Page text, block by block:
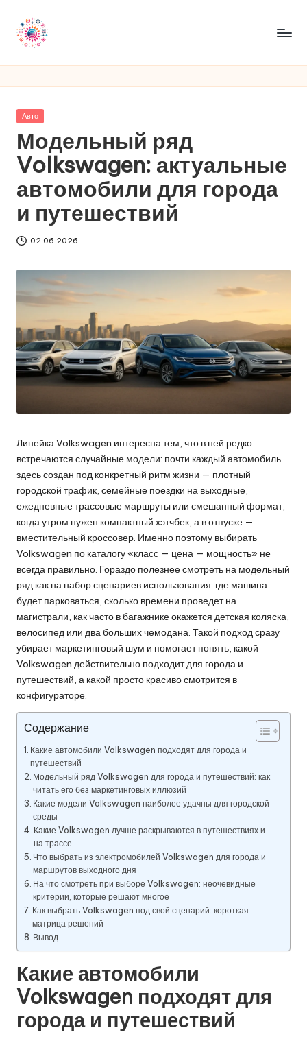
Перейти
R
a
m
ir
e
n
t
Опубликовано
Авто
Модельный ряд
Volkswagen: актуальные
автомобили для города
и путешествий
02.06.2026
Линейка Volkswagen интересна тем, что в ней редко
встречаются случайные модели: почти каждый автомобиль
здесь создан под конкретный ритм жизни — плотный
городской трафик, семейные поездки на выходные,
ежедневные трассовые маршруты или смешанный формат,
когда утром нужен компактный хэтчбек, а в отпуске —
вместительный кроссовер. Именно поэтому выбирать
Volkswagen по каталогу «класс — цена — мощность» не
всегда правильно. Гораздо полезнее смотреть на модельный
ряд как на набор сценариев использования: где машина
будет парковаться, сколько времени проведет на
магистрали, как часто в багажнике окажется детская коляска,
велосипед или два больших чемодана. Такой подход сразу
убирает маркетинговый шум и помогает понять, какой
Volkswagen действительно подходит для города и
путешествий, а какой просто красиво смотрится в
конфигураторе.
Содержание
Какие автомобили Volkswagen подходят для города и
путешествий
Модельный ряд Volkswagen для города и путешествий: как
читать его без маркетинговых иллюзий
Какие модели Volkswagen наиболее удачны для городской
среды
Какие Volkswagen лучше раскрываются в путешествиях и
на трассе
Что выбрать из электромобилей Volkswagen для города и
маршрутов выходного дня
На что смотреть при выборе Volkswagen: неочевидные
критерии, которые решают многое
Как выбрать Volkswagen под свой сценарий: короткая
матрица решений
Вывод
Какие автомобили
Volkswagen подходят для
города и путешествий